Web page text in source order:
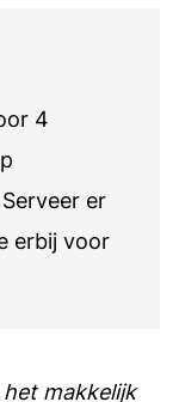
4
er
erbij voor
makkelijk